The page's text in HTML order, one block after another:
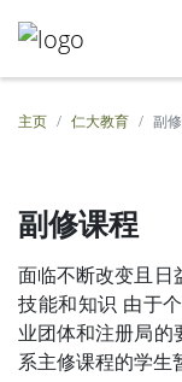
主页 仁大教育 副
副修课程
面临不断改变且日
技能和知识 由于
业团体和注册局的
系主修课程的学生